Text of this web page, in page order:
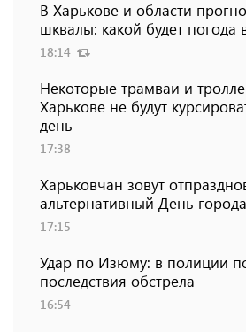
В Харькове и области
шквалы: какой будет погода
18:14
Некоторые трамваи и
Харькове не будут
день
17:38
Харьковчан зовут
альтернативный День города
17:15
Удар по Изюму: в полиции
последствия обстрела
16:54